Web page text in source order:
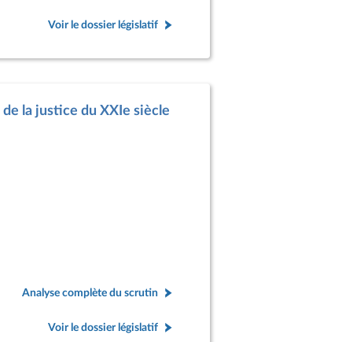
Voir le dossier législatif
la justice du XXIe siècle
Analyse complète du scrutin
Voir le dossier législatif